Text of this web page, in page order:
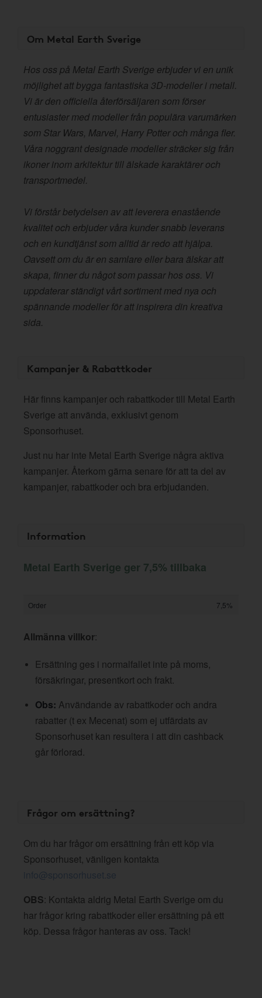
Om Metal Earth Sverige
Hos oss på Metal Earth Sverige erbjuder vi en unik
möjlighet att bygga fantastiska 3D-modeller i metall.
Vi är den officiella återförsäljaren som förser
entusiaster med modeller från populära varumärken
som Star Wars, Marvel, Harry Potter och många fler.
Våra noggrant designade modeller sträcker sig från
ikoner inom arkitektur till älskade karaktärer och
transportmedel.
Vi förstår betydelsen av att leverera enastående
kvalitet och erbjuder våra kunder snabb leverans
och en kundtjänst som alltid är redo att hjälpa.
Oavsett om du är en samlare eller bara älskar att
skapa, finner du något som passar hos oss. Vi
uppdaterar ständigt vårt sortiment med nya och
spännande modeller för att inspirera din kreativa
sida.
Kampanjer & Rabattkoder
Här finns kampanjer och rabattkoder till Metal Earth
Sverige att använda, exklusivt genom
Sponsorhuset.
Just nu har inte Metal Earth Sverige några aktiva
kampanjer. Återkom gärna senare för att ta del av
kampanjer, rabattkoder och bra erbjudanden.
Information
Metal Earth Sverige ger 7,5% tillbaka
Order 7,5%
Allmänna villkor:
Ersättning ges i normalfallet inte på moms,
försäkringar, presentkort och frakt.
Obs: Användande av rabattkoder och andra
rabatter (t ex Mecenat) som ej utfärdats av
Sponsorhuset kan resultera i att din cashback
går förlorad.
Frågor om ersättning?
Om du har frågor om ersättning från ett köp via
Sponsorhuset, vänligen kontakta
info@sponsorhuset.se
OBS: Kontakta aldrig Metal Earth Sverige om du
har frågor kring rabattkoder eller ersättning på ett
köp. Dessa frågor hanteras av oss. Tack!